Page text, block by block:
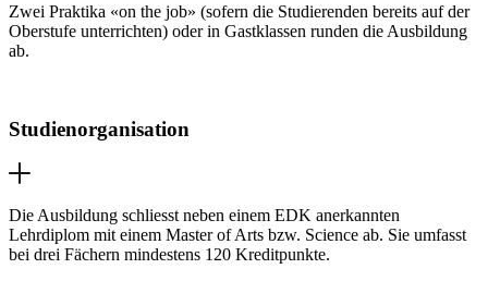
Zwei Praktika «on the job» (sofern die Studierenden bereits auf der
Oberstufe unterrichten) oder in Gastklassen runden die Ausbildung
ab.
Studienorganisation
Die Ausbildung schliesst neben einem EDK anerkannten
Lehrdiplom mit einem Master of Arts bzw. Science ab. Sie umfasst
bei drei Fächern mindestens 120 Kreditpunkte.